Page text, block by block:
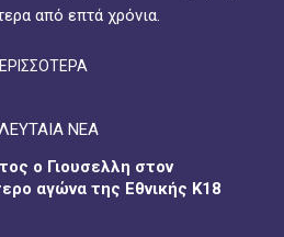
από επτά χρόνια.
ΝΕΑ
ο Γιουσελλη στον
αγώνα της Εθνικής Κ18